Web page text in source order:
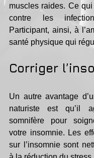
muscles raides. Ce
contre les
Participant, ainsi, à
santé physique qui
Corriger
Un autre avantage
naturiste est qu’il
somnifère pour
votre insomnie. Les
sur l’insomnie sont